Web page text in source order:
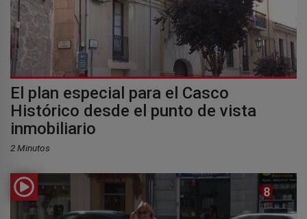
El plan especial para el Casco
Histórico desde el punto de vista
inmobiliario
2 Minutos